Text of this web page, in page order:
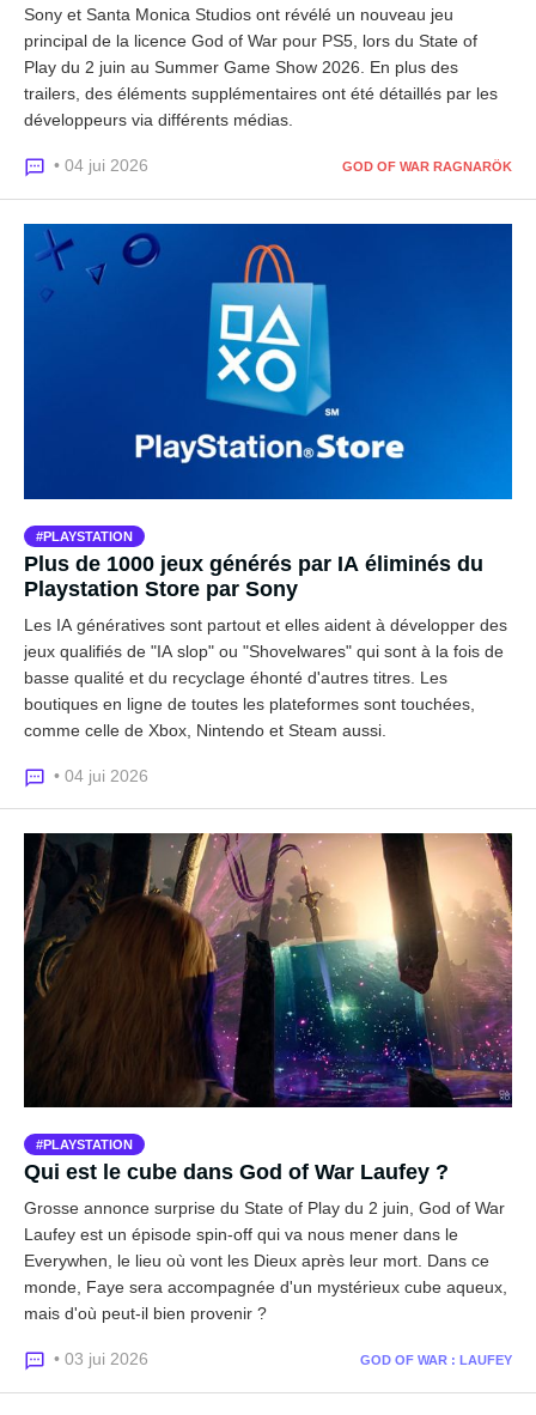
Sony et Santa Monica Studios ont révélé un nouveau jeu
principal de la licence God of War pour PS5, lors du State of
Play du 2 juin au Summer Game Show 2026. En plus des
trailers, des éléments supplémentaires ont été détaillés par les
développeurs via différents médias.
• 04 jui 2026 GOD OF WAR RAGNARÖK
PLAYSTATION
Plus de 1000 jeux générés par IA éliminés du
Playstation Store par Sony
Les IA génératives sont partout et elles aident à développer des
jeux qualifiés de "IA slop" ou "Shovelwares" qui sont à la fois de
basse qualité et du recyclage éhonté d'autres titres. Les
boutiques en ligne de toutes les plateformes sont touchées,
comme celle de Xbox, Nintendo et Steam aussi.
• 04 jui 2026
PLAYSTATION
Qui est le cube dans God of War Laufey ?
Grosse annonce surprise du State of Play du 2 juin, God of War
Laufey est un épisode spin-off qui va nous mener dans le
Everywhen, le lieu où vont les Dieux après leur mort. Dans ce
monde, Faye sera accompagnée d'un mystérieux cube aqueux,
mais d'où peut-il bien provenir ?
• 03 jui 2026 GOD OF WAR : LAUFEY